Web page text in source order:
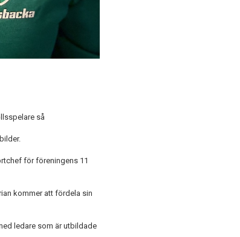
så
för föreningens 11
kommer att fördela sin
ledare som är utbildade